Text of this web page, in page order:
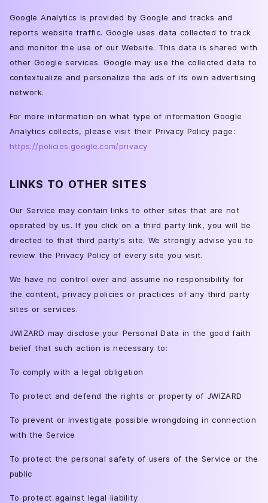
Google Analytics is provided by Google and tracks and
reports website traffic. Google uses data collected to track
and monitor the use of our Website. This data is shared with
other Google services. Google may use the collected data to
contextualize and personalize the ads of its own advertising
network.
For more information on what type of information Google
Analytics collects, please visit their Privacy Policy page:
https://policies.google.com/privacy
LINKS TO OTHER SITES
Our Service may contain links to other sites that are not
operated by us. If you click on a third party link, you will be
directed to that third party's site. We strongly advise you to
review the Privacy Policy of every site you visit.
We have no control over and assume no responsibility for
the content, privacy policies or practices of any third party
sites or services.
JWIZARD may disclose your Personal Data in the good faith
belief that such action is necessary to:
To comply with a legal obligation
To protect and defend the rights or property of JWIZARD
To prevent or investigate possible wrongdoing in connection
with the Service
To protect the personal safety of users of the Service or the
public
To protect against legal liability